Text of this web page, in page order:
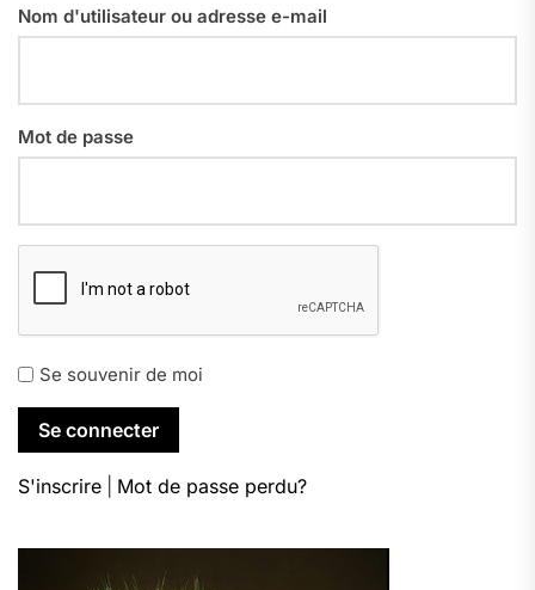
Nom d'utilisateur ou adresse e-mail
Mot de passe
Se souvenir de moi
S'inscrire Mot de passe perdu?